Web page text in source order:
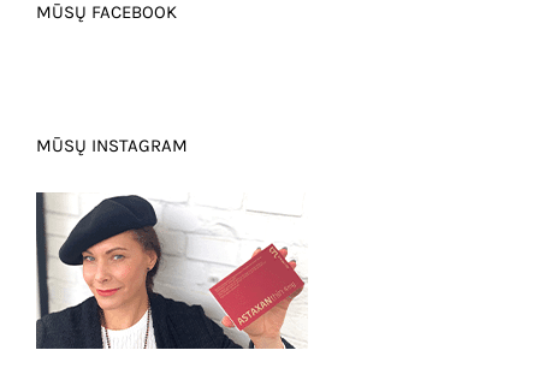
MŪSŲ FACEBOOK
MŪSŲ INSTAGRAM